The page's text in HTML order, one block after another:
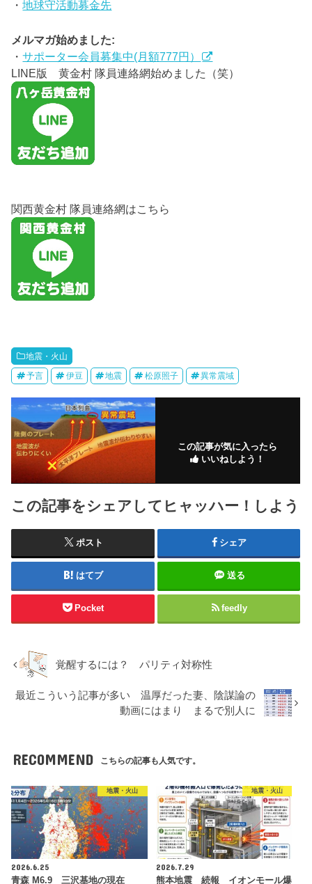
・地球守活動募金先
メルマガ始めました:
・サポーター会員募集中(月額777円）
LINE版 黄金村 隊員連絡網始めました（笑）
関西黄金村 隊員連絡網はこちら
地震・火山
予言 伊豆 地震 松原照子 異常震域
この記事が気に入ったら
いいねしよう！
この記事をシェアしてヒャッハー！しよう
ポスト シェア
はてブ 送る
Pocket feedly
覚醒するには？ パリティ対称性
最近こういう記事が多い 温厚だった妻、陰謀論の
動画にはまり まるで別人に
RECOMMEND こちらの記事も人気です。
地震・火山
2026.6.25
青森 M6.9 三沢基地の現在
地震・火山
2026.7.29
熊本地震 続報 イオンモール爆